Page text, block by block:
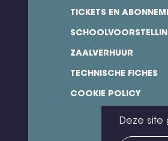
Deze
footer
TICKETS EN
ZAALVERHUUR
TECHNISCHE FICHES
COOKIE POLICY